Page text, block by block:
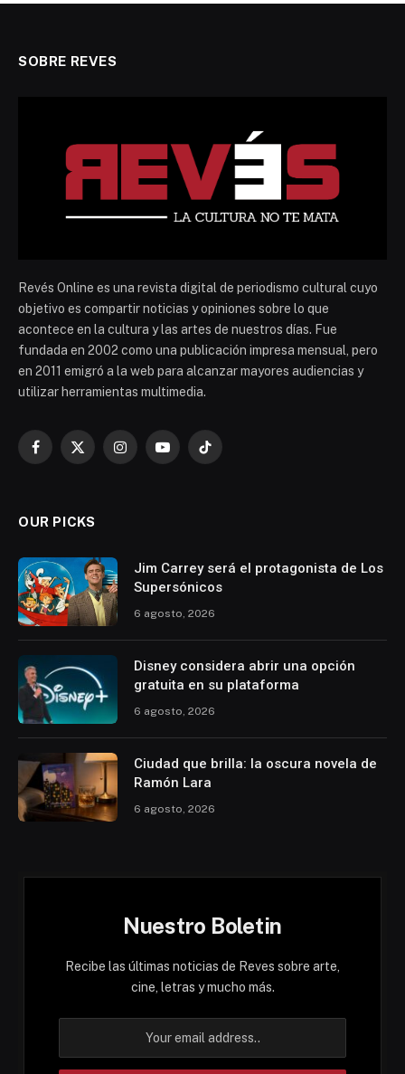
SOBRE REVES
Revés Online es una revista digital de periodismo cultural cuyo
objetivo es compartir noticias y opiniones sobre lo que
acontece en la cultura y las artes de nuestros días. Fue
fundada en 2002 como una publicación impresa mensual, pero
en 2011 emigró a la web para alcanzar mayores audiencias y
utilizar herramientas multimedia.
Facebook
X
InstagramYouTubeTikTok
OUR PICKS
Jim Carrey será el protagonista de Los
Supersónicos
6 agosto, 2026
Disney considera abrir una opción
gratuita en su plataforma
6 agosto, 2026
Ciudad que brilla: la oscura novela de
Ramón Lara
6 agosto, 2026
Nuestro Boletin
Recibe las últimas noticias de Reves sobre arte,
cine, letras y mucho más.